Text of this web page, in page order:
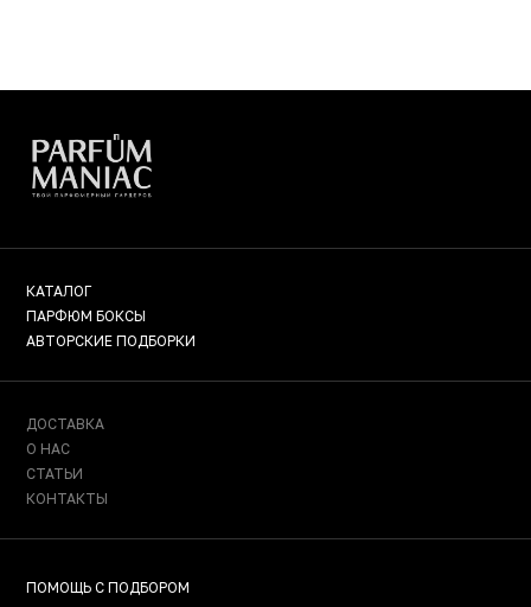
КАТАЛОГ
ПАРФЮМ БОКСЫ
АВТОРСКИЕ ПОДБОРКИ
ДОСТАВКА
О НАС
СТАТЬИ
КОНТАКТЫ
ПОМОЩЬ С ПОДБОРОМ